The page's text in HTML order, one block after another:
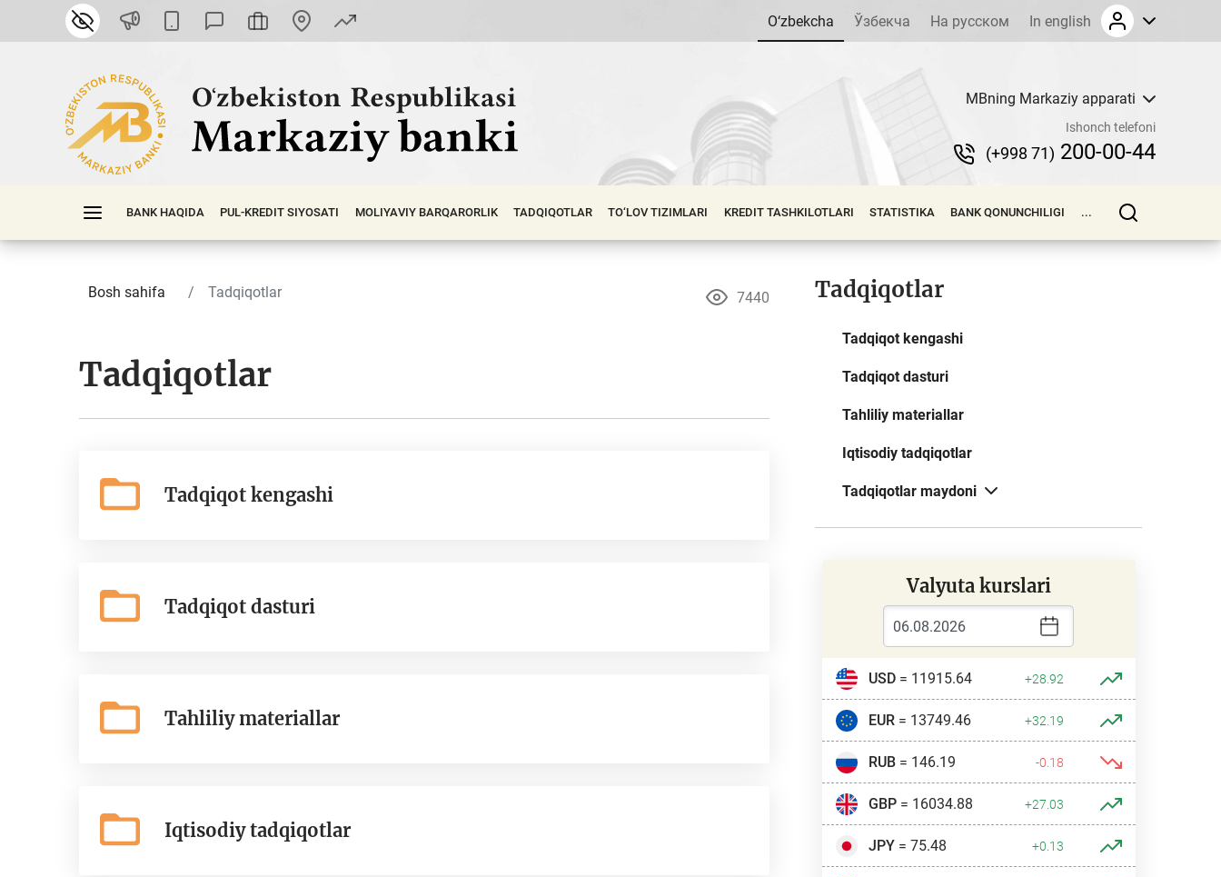
O‘zbekcha Ўзбекча На русском In english
MBning Markaziy apparati
Ishonch telefoni
(+998 71) 200-00-44
BANK HAQIDA PUL-KREDIT SIYOSATI MOLIYAVIY BАRQАRОRLIK TADQIQOTLAR TO‘LOV TIZIMLARI KREDIT TASHKILOTLARI STATISTIKA BANK QONUNCHILIGI ...
Bosh sahifa Tadqiqotlar 7440
Tadqiqotlar
Tadqiqot kengashi
Tadqiqot dasturi
Tahliliy materiallar
Iqtisodiy tadqiqotlar
Tadqiqotlar
Tadqiqot kengashi
Tadqiqot dasturi
Tahliliy materiallar
Iqtisodiy tadqiqotlar
Tadqiqotlar maydoni
Valyuta kurslari
USD= 11915.64 +28.92
EUR= 13749.46 +32.19
RUB= 146.19 -0.18
GBP= 16034.88 +27.03
JPY= 75.48 +0.13